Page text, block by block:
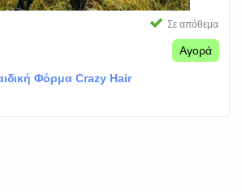
Σε απόθεμα
Αγορά
Φόρμα Crazy Hair